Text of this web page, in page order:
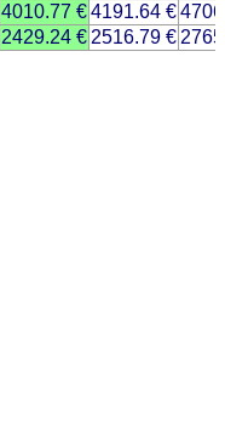
4010.77 €4191.64 €
2429.24 € 2516.79 €